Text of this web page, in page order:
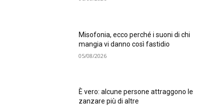
Misofonia, ecco perché i suoni di chi
mangia vi danno così fastidio
05/08/2026
È vero: alcune persone attraggono le
zanzare più di altre